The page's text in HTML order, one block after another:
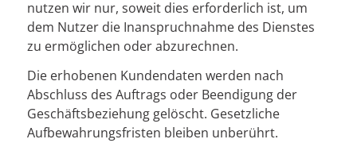
nutzen wir nur, soweit dies erforderlich ist, um
dem Nutzer die Inanspruchnahme des Dienstes
zu ermöglichen oder abzurechnen.
Die erhobenen Kundendaten werden nach
Abschluss des Auftrags oder Beendigung der
Geschäftsbeziehung gelöscht. Gesetzliche
Aufbewahrungsfristen bleiben unberührt.